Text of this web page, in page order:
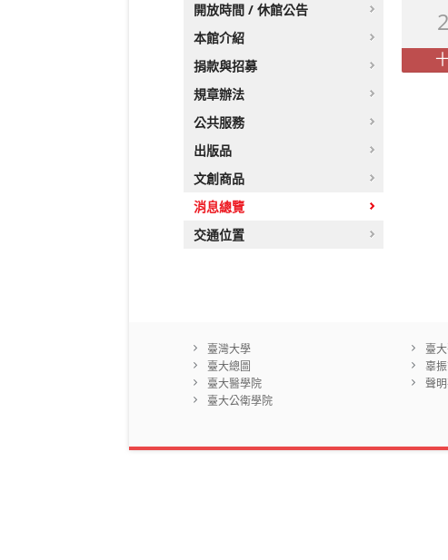
開放時間 / 休館公告
本館介紹
捐款與招募
規章辦法
公共服務
出版品
文創商品
消息總覽
交通位置
臺灣大學
臺大總圖
臺大醫學院
臺大公衛學院
臺
辜
聲